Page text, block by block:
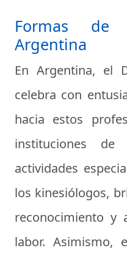
Formas de
Argentina
En Argentina, el
celebra con
hacia estos
instituciones de
actividades
los kinesiólogos,
reconocimiento y
labor. Asimismo,